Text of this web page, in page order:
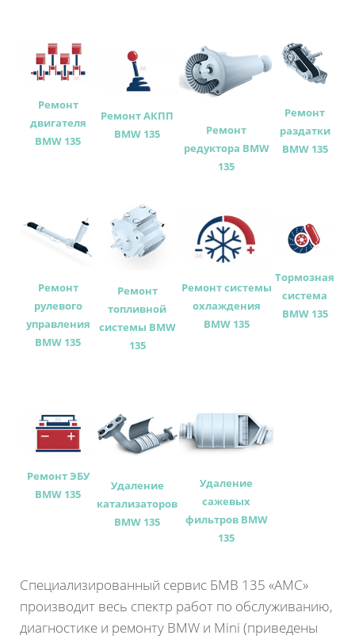
Ремонт
двигателя
BMW 135
Ремонт АКПП
BMW 135
Ремонт
редуктора BMW
135
Ремонт
раздатки
BMW 135
Ремонт
рулевого
управления
BMW 135
Ремонт
топливной
системы BMW
135
Ремонт системы
охлаждения
BMW 135
Тормозная
система
BMW 135
Ремонт ЭБУ
BMW 135
Удаление
катализаторов
BMW 135
Удаление
сажевых
фильтров BMW
135
Специализированный сервис БМВ 135 «АМС»
производит весь спектр работ по обслуживанию,
диагностике и ремонту BMW и Mini (приведены